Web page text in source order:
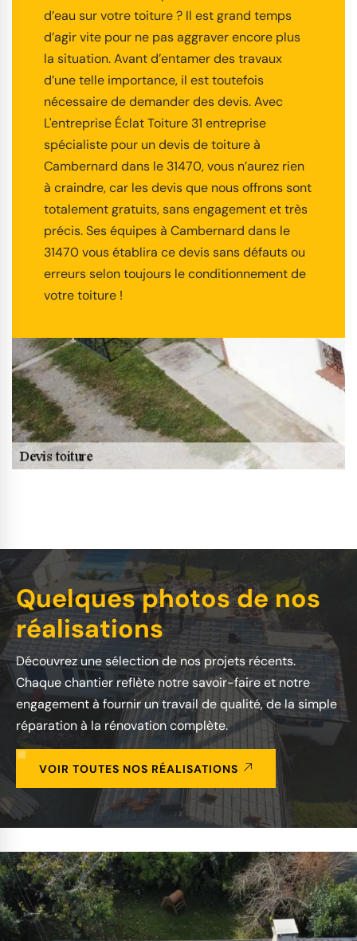
d’eau sur votre toiture ? Il est grand temps
d’agir vite pour ne pas aggraver encore plus
la situation. Avant d’entamer des travaux
d’une telle importance, il est toutefois
nécessaire de demander des devis. Avec
L'entreprise Éclat Toiture 31 entreprise
spécialiste pour un devis de toiture à
Cambernard dans le 31470, vous n’aurez rien
à craindre, car les devis que nous offrons sont
totalement gratuits, sans engagement et très
précis. Ses équipes à Cambernard dans le
31470 vous établira ce devis sans défauts ou
erreurs selon toujours le conditionnement de
votre toiture !
Quelques photos de nos
réalisations
Découvrez une sélection de nos projets récents.
Chaque chantier reflète notre savoir-faire et notre
engagement à fournir un travail de qualité, de la simple
réparation à la rénovation complète.
VOIR TOUTES NOS RÉALISATIONS